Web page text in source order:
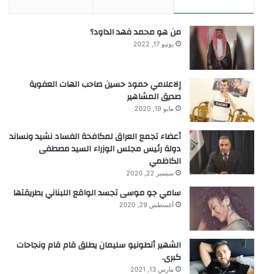
من هو محمد فهد الداود؟
يونيو 17, 2022
إلاعلامي حمود حسين صاحب الهات العفوية
صديق المشاهير
مايو 19, 2020
أعضاء تجمع العراق لمكافحة الفساد نشيد ونساند
دولة رئيس مجلس الوزراء السيد مصطفى
الكاظمي
سبتمبر 22, 2020
سامي جو موسى تجسد الواقع اللبناني بطريقتها
أغسطس 29, 2020
الشهير أنطونيو سليمان يطلق قام قام ونجاحات
كبرى.
مارس 13, 2021